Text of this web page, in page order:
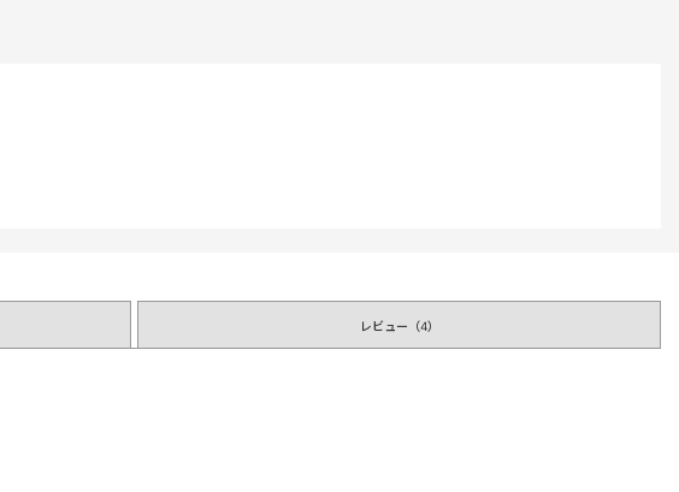
レビュー（4）